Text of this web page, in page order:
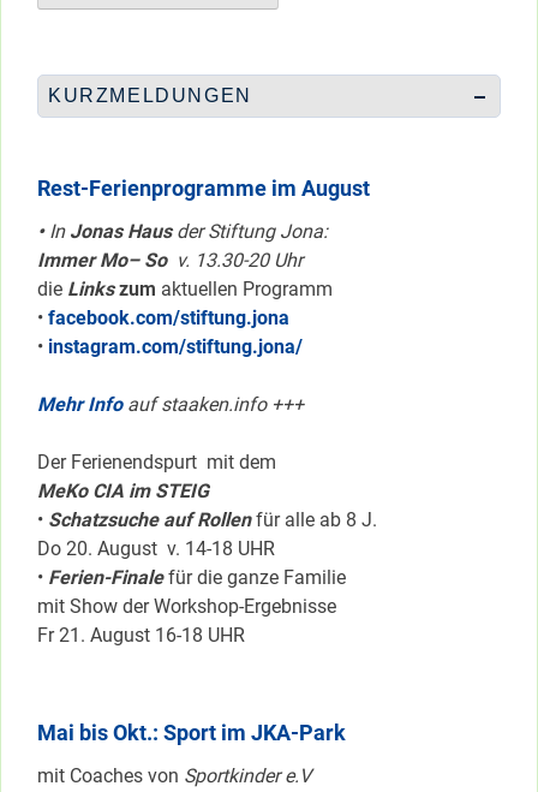
KURZMELDUNGEN
Rest-Ferienprogramme im August
•InJonas Hausder Stiftung Jona:
Immer Mo– So v. 13.30-20 Uhr
die Linkszum aktuellen Programm
• facebook.com/stiftung.jona
• instagram.com/stiftung.jona/
Mehr Infoauf staaken.info +++
Der Ferienendspurt mit dem
MeKo CIA im STEIG
• Schatzsuche auf Rollenfür alle ab 8 J.
Do 20. August v. 14-18 UHR
• Ferien-Finalefür die ganze Familie
mit Show der Workshop-Ergebnisse
Fr 21. August 16-18 UHR
Mai bis Okt.: Sport im JKA-Park
mit Coaches von Sportkinder e.V